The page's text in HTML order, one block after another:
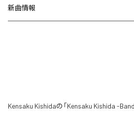
新曲情報
Kensaku Kishidaの「Kensaku Kishida -